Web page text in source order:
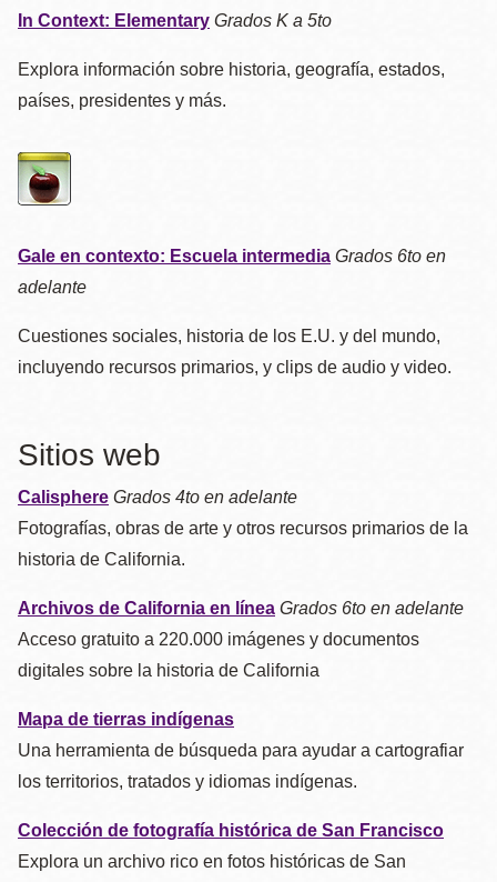
In Context: Elementary Grados K a 5to
Explora información sobre historia, geografía, estados,
países, presidentes y más.
Gale en contexto: Escuela intermedia Grados 6to en
adelante
Cuestiones sociales, historia de los E.U. y del mundo,
incluyendo recursos primarios, y clips de audio y video.
Sitios web
Calisphere Grados 4to en adelante
Fotografías, obras de arte y otros recursos primarios de la
historia de California.
Archivos de California en línea Grados 6to en adelante
Acceso gratuito a 220.000 imágenes y documentos
digitales sobre la historia de California
Mapa de tierras indígenas
Una herramienta de búsqueda para ayudar a cartografiar
los territorios, tratados y idiomas indígenas.
Colección de fotografía histórica de San Francisco
Explora un archivo rico en fotos históricas de San